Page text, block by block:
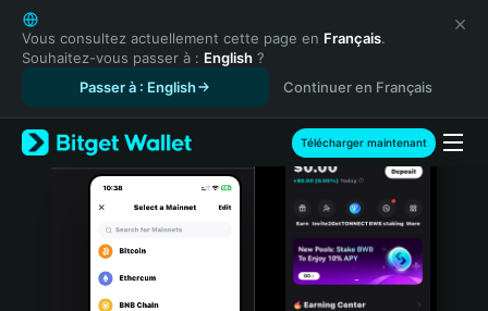
English
日本語
Tiếng Việt
Español (Latinoamérica)
Türkçe
Italiano
Português (Portugal)
Vous consultez actuellement cette page en Français.
Souhaitez-vous passer à : English ?
Passer à : English
Continuer en Français
Télécharger maintenant